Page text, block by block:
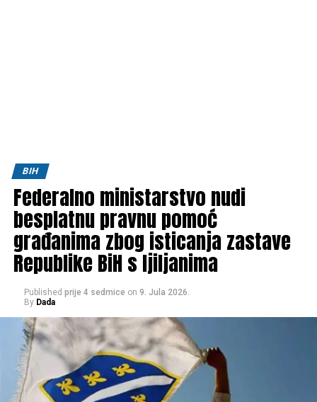
BIH
Federalno ministarstvo nudi
besplatnu pravnu pomoć
građanima zbog isticanja zastave
Republike BiH s ljiljanima
Published prije 4 sedmice on 9. Jula 2026.
By Dada